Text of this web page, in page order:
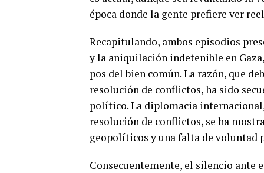
época donde la gente prefiere ver
Recapitulando, ambos episodios
y la aniquilación indetenible en
pos del bien común. La razón, que
resolución de conflictos, ha sido
político. La diplomacia
resolución de conflictos, se ha
geopolíticos y una falta de voluntad
Consecuentemente, el silencio ante